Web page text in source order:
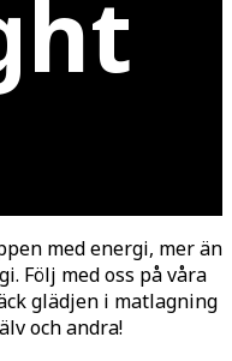
med energi, mer än
Följ med oss på våra
glädjen i matlagning
och andra!